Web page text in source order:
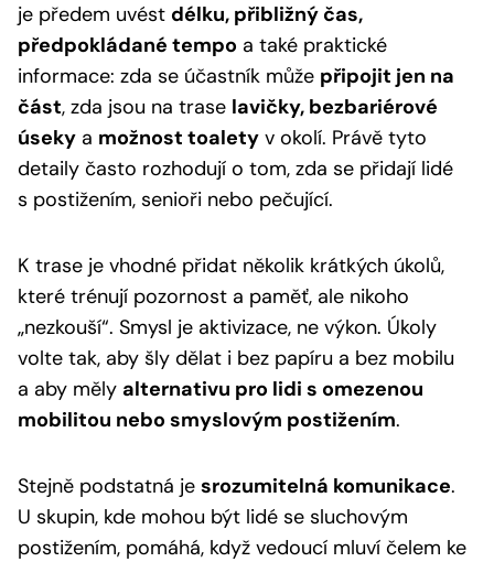
je předem uvést délku, přibližný čas,
předpokládané tempo a také praktické
informace: zda se účastník může připojit jen na
část, zda jsou na trase lavičky, bezbariérové
úseky a možnost toalety v okolí. Právě tyto
detaily často rozhodují o tom, zda se přidají lidé
s postižením, senioři nebo pečující.
K trase je vhodné přidat několik krátkých úkolů,
které trénují pozornost a paměť, ale nikoho
„nezkouší“. Smysl je aktivizace, ne výkon. Úkoly
volte tak, aby šly dělat i bez papíru a bez mobilu
a aby měly alternativu pro lidi s omezenou
mobilitou nebo smyslovým postižením.
Stejně podstatná je srozumitelná komunikace.
U skupin, kde mohou být lidé se sluchovým
postižením, pomáhá, když vedoucí mluví čelem ke